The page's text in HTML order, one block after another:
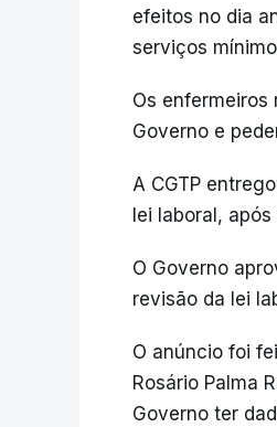
efeitos no dia
serviços
Os
Governo e
A CGTP
lei laboral,
O Governo
revisão da lei
O anúncio foi
Rosário Palma
Governo ter